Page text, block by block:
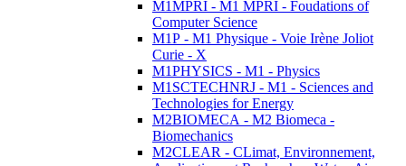
M1MPRI - M1 MPRI - Foudations of
Computer Science
M1P - M1 Physique - Voie Irène Joliot
Curie - X
M1PHYSICS - M1 - Physics
M1SCTECHNRJ - M1 - Sciences and
Technologies for Energy
M2BIOMECA - M2 Biomeca -
Biomechanics
M2CLEAR - CLimat, Environnement,